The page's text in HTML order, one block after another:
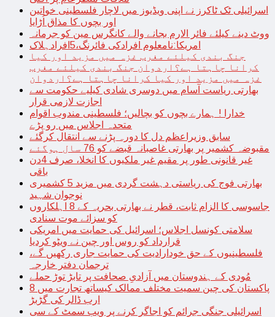
اسرائیلی ٹک ٹاکرز نے اپنی ویڈیوز میں لاچار فلسطینی خواتین
اور بچوں کا مذاق اُڑایا
ووٹ دینے کیلئے فائر الارم بجانے والے کانگرس مین کو جرمانہ
امریکا:نامعلوم افرادکی فائرنگ،5افرادہلاک
جنگ بندی کیلئے مغرب غزہ میں مزید اور کیا
کرانا چاہتا ہے؟اردوان جنگ بندی کیلئے مغرب
غزہ میں مزید اور کیا کرانا چاہتا ہے؟اردوان
بھارتی ریاست آسام میں دوسری شادی کیلیے حکومت سے
اجازت لازمی قرار
خدارا ! ہمارے بچوں کو بچالیں؛ فلسطینی مندوب اقوام
متحدہ اجلاس میں رو پڑے
سابق وزیراعظم دل کا دورہ پڑنے سے انتقال کرگئے
مقبوضہ کشمیر پر بھارتی غاصبانہ قبضے کو 76 سال ہوگئے
غیر قانونی طور پر مقیم غیر ملکیوں کا انخلا، صرف 4دن
باقی
بھارتی فوج کی ریاستی دہشت گردی میں مزید 5 کشمیری
نوجوان شہید
جاسوسی کا الزام ثابت، قطر نے بھارتی بحریہ کے 8 اہلکاروں
کو سزائے موت سنادی
سلامتی کونسل اجلاس؛ اسرائیل کی حمایت میں امریکی
قرارداد کو روس اور چین نے ویٹو کردیا
فلسطینیوں کے حق خودارادیت کی حمایت جاری رکھیں گے،
ترجمان دفتر خارجہ
مُودی کے ہندوستان میں آزادیِ صحافت پر تابڑ توڑ حملے
پاکستان کی چین سمیت مختلف ممالک کیساتھ تجارت میں 8
ارب ڈالر کی گڑبڑ
اسرائیلی جنگی جرائم کو اجاگر کرنے پر ویب سمٹ کے سی